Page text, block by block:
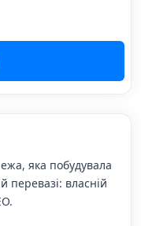
яка побудувала
перевазі: власній